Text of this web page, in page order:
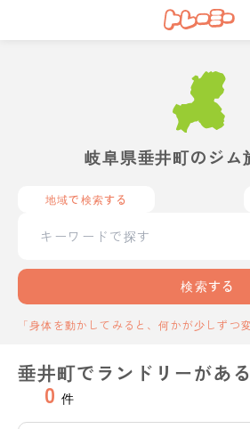
岐阜県垂井町のジム
地域で検索する
検索する
「身体を動かしてみると、何かが少しずつ
垂井町でランドリーがあ
0 件